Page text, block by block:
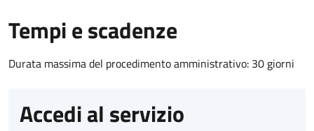
Tempi e scadenze
Durata massima del procedimento amministrativo: 30 giorni
Accedi al servizio